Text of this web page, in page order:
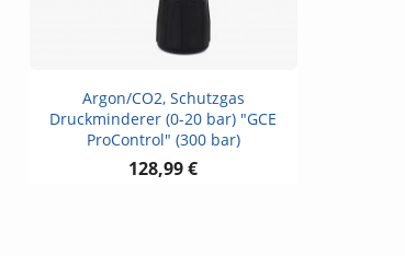
Vorschau
Argon/CO2, Schutzgas
Druckminderer (0-20 bar) "GCE
ProControl" (300 bar)
128,99 €